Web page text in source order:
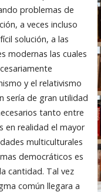
problemas de
a veces incluso
solución, a las
modernas las cuales
y el relativismo
sería de gran utilidad
tanto entre
en realidad el mayor
multiculturales
democráticos es
cantidad. Tal vez
común llegara a